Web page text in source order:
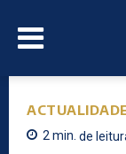
2min. de